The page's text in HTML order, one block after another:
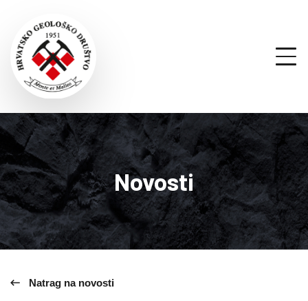
Novosti
Natrag na novosti